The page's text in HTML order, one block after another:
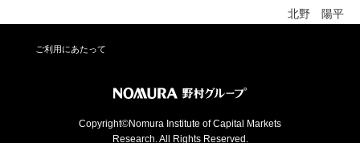
北野 陽平
ご利用にあたって
Copyright©Nomura Institute of Capital Markets
Research. All Rights Reserved.